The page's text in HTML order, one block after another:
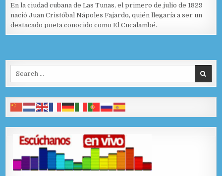
En la ciudad cubana de Las Tunas, el primero de julio de 1829
nació Juan Cristóbal Nápoles Fajardo, quién llegaría a ser un
destacado poeta conocido como El Cucalambé.